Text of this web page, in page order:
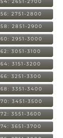
54: 2651-2700
56: 2751-2800
58: 2851-2900
60: 2951-3000
62: 3051-3100
64: 3151-3200
66: 3251-3300
68: 3351-3400
70: 3451-3500
72: 3551-3600
74: 3651-3700